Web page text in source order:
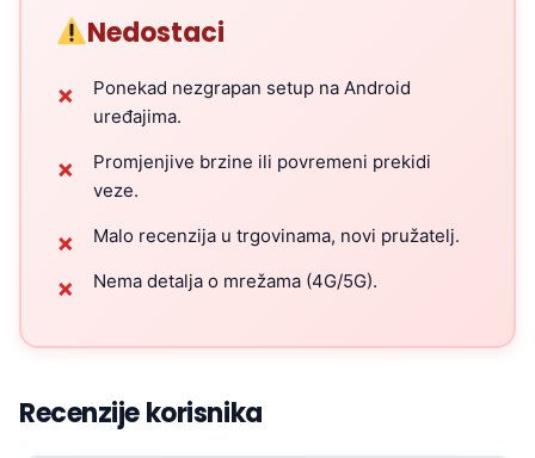
Nedostaci
✗
Ponekad nezgrapan setup na Android
uređajima.
✗
Promjenjive brzine ili povremeni prekidi
veze.
✗ Malo recenzija u trgovinama, novi pružatelj.
✗ Nema detalja o mrežama (4G/5G).
Recenzije korisnika